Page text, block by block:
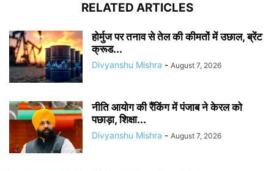
RELATED ARTICLES
होर्मुज पर तनाव से तेल की कीमतों में उछाल, ब्रेंट
क्रूड...
Divyanshu Mishra - August 7, 2026
नीति आयोग की रैंकिंग में पंजाब ने केरल को
पछाड़ा, शिक्षा...
Divyanshu Mishra - August 7, 2026